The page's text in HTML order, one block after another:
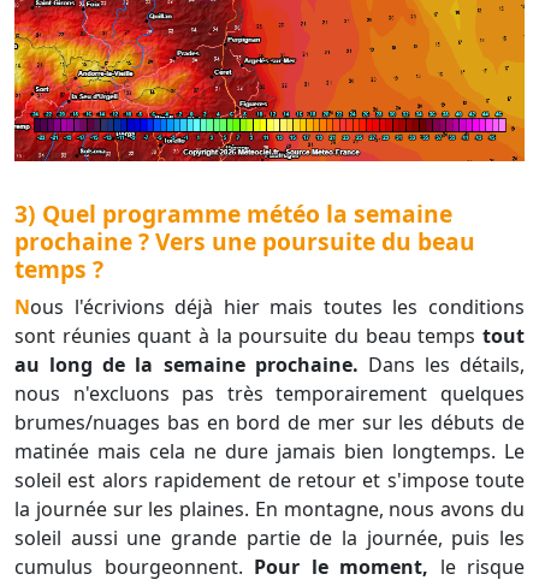
3) Quel programme météo la semaine
prochaine ? Vers une poursuite du beau
temps ?
Nous l'écrivions déjà hier mais toutes les conditions
sont réunies quant à la poursuite du beau temps tout
au long de la semaine prochaine. Dans les détails,
nous n'excluons pas très temporairement quelques
brumes/nuages bas en bord de mer sur les débuts de
matinée mais cela ne dure jamais bien longtemps. Le
soleil est alors rapidement de retour et s'impose toute
la journée sur les plaines. En montagne, nous avons du
soleil aussi une grande partie de la journée, puis les
cumulus bourgeonnent. Pour le moment, le risque